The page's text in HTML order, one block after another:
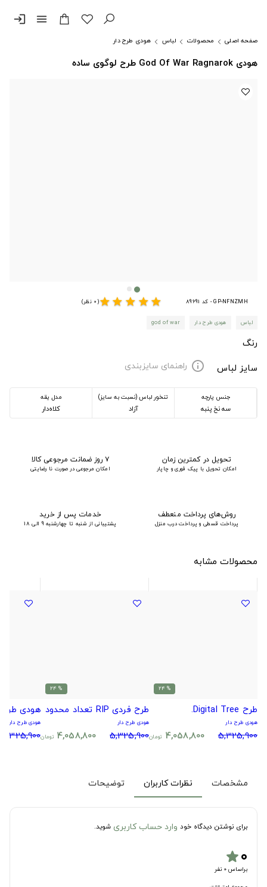
menu
login
صفحه اصلی محصولات لباس هودی طرح دار
هودی God Of War Ragnarok طرح لوگوی ساده
GP-NFNZMH - کد 89691 star
star
star
star
star(0 نظر)
لباس هودی طرح دار god of war
رنگ
سایز لباس
info راهنمای سایزبندی
جنس پارچه
سه نخ پنبه
تنخور لباس (نسبت به سایز)
آزاد
مدل یقه
کلاه‌دار
تحویل در کمترین زمان
امکان تحویل با پیک فوری و چاپار
۷ روز ضمانت مرجوعی کالا
امکان مرجوعی در صورت نا رضایتی
روش‌های پرداخت منعطف
پرداخت قسطی و پرداخت درب منزل
خدمات پس از خرید
پشتیبانی از شنبه تا چهارشنبه 9 الی 18
محصولات مشابه
% 24
طرح Digital Tree.
هودی طرح دار
5,325,900
4,058,800 تومان
% 24
طرح فردی RIP تعداد محدود
هودی طرح دار
5,325,900
4,058,800 تومان
هودی
هودی طرح دار
5,325,900
مشخصات نظرات کاربران توضیحات
برای نوشتن دیدگاه خود وارد حساب کاربری شوید.
۰star
براساس 0 نفر